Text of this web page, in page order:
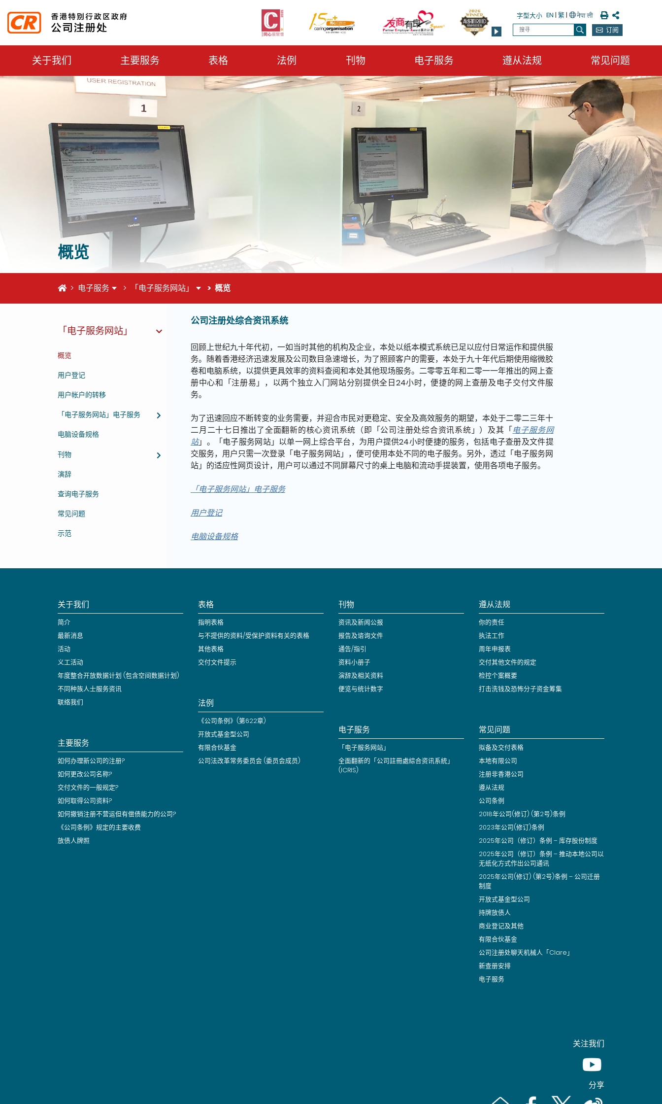
字型大小 EN | 繁| 列印 分享
搜寻
搜寻 订阅
关于我们 主要服务 表格 法例 刊物 电子服务 遵从法规 常见问题
概览
首页电子服务 「电子服务网站」 概览
「电子服务网站」
概览
用户登记
用户帐户的转移
「电子服务网站」电子服务
电脑设备规格
刊物
演辞
查询电子服务
常见问题
示范
这个页面的主要内容
公司注册处综合资讯系统
回顾上世纪九十年代初，一如当时其他的机构及企业，本处以纸本模式系统已足以应付日常运作和提供服
务。随着香港经济迅速发展及公司数目急速增长，为了照顾客户的需要，本处于九十年代后期使用缩微胶
卷和电脑系统，以提供更具效率的资料查阅和本处其他现场服务。二零零五年和二零一一年推出的网上查
册中心和「注册易」，以两个独立入门网站分别提供全日24小时，便捷的网上查册及电子交付文件服
务。
为了迅速回应不断转变的业务需要，并迎合市民对更稳定、安全及高效服务的期望，本处于二零二三年十
二月二十七日推出了全面翻新的核心资讯系统（即「公司注册处综合资讯系统」）及其「电子服务网
站」。「电子服务网站」以单一网上综合平台，为用户提供24小时便捷的服务，包括电子查册及文件提
交服务，用户只需一次登录「电子服务网站」，便可使用本处不同的电子服务。另外，透过「电子服务网
站」的适应性网页设计，用户可以通过不同屏幕尺寸的桌上电脑和流动手提装置，使用各项电子服务。
「电子服务网站」电子服务
用户登记
电脑设备规格
关于我们
简介
最新消息
活动
义工活动
年度整合开放数据计划 (包含空间数据计划)
不同种族人士服务资讯
联络我们
主要服务
如何办理新公司的注册?
如何更改公司名称?
交付文件的一般规定?
如何取得公司资料?
如何撤销注册不营运但有偿债能力的公司?
《公司条例》规定的主要收费
放债人牌照
表格
指明表格
与不提供的资料/受保护资料有关的表格
其他表格
交付文件提示
法例
《公司条例》(第622章)
开放式基金型公司
有限合伙基金
公司法改革常务委员会 (委员会成员)
刊物
资讯及新闻公报
报告及谘询文件
通告/指引
资料小册子
演辞及相关资料
便览与统计数字
电子服务
「电子服务网站」
全面翻新的「公司註冊處綜合资讯系統」
(ICRIS)
遵从法规
你的责任
执法工作
周年申报表
交付其他文件的规定
检控个案概要
打击洗钱及恐怖分子资金筹集
常见问题
拟备及交付表格
本地有限公司
注册非香港公司
遵从法规
公司条例
2018年公司(修订) (第2号)条例
2023年公司(修订)条例
2025年公司（修订）条例 – 库存股份制度
2025年公司（修订）条例 – 推动本地公司以
无纸化方式作出公司通讯
2025年公司(修订) (第2号)条例 – 公司迁册
制度
开放式基金型公司
持牌放债人
商业登记及其他
有限合伙基金
公司注册处聊天机械人「Clare」
新查册安排
电子服务
关注我们
Youtube [This link
分享
Email [This link will pop up in a new window]
Facebook [This link will pop up in a
Twitter [This link will pop up
Weibo [This link will